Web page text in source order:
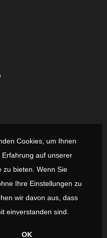
Cookies, um Ihnen
Erfahrung auf unserer
zu bieten. Wenn Sie
Ihre Einstellungen zu
wir davon aus, dass
einverstanden sind.
OK